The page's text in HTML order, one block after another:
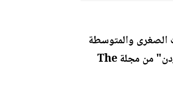
والمتوسطة
في الأردن، فاز البنك الأهلي الأردني بجائزة "أفضل منتج جديد للشركات الصغرى والمتوسطة في الأردن" من مجلة The